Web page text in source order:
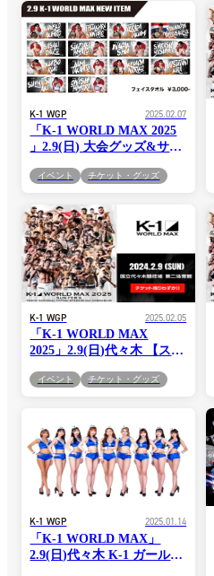
元！
K-1 WGP 2025.02.07
「K-1 WORLD MAX 2025
」2.9(日) 大会グッズ&サイ
イベント チケット・グッズ
K-1 WGP 2025.02.05
「K-1 WORLD MAX
2025」2.9(日)代々木 【スタ
席】【アリーナSRS席】完
イベント チケット・グッズ
K-1 WGP 2025.01.14
「K-1 WORLD MAX」
2.9(日)代々木 K-1 ガールズ